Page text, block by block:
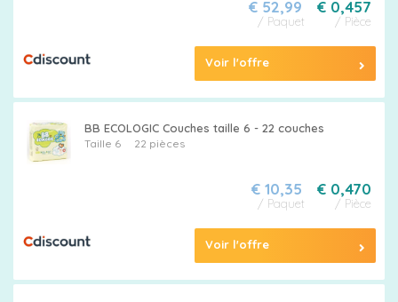
€ 0,457
/ Pièce
€ 52,99
/ Paquet
Voir l'offre
BB ECOLOGIC Couches taille 6 - 22 couches
Taille 622 pièces
€ 0,470
/ Pièce
€ 10,35
/ Paquet
Voir l'offre